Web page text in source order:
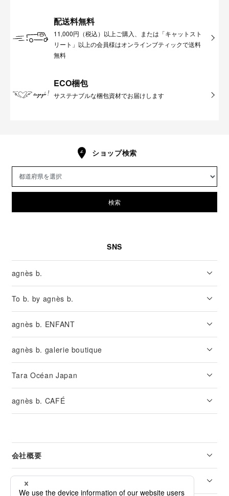
配送料無料
11,000円（税込）以上ご購入、または「キャットスト
リート」以上の会員様はオンラインブティックで送料
無料
ECO梱包
サステナブルな梱包資材でお届けします
ショップ検索
検索
SNS
agnès b.
To b. by agnès b.
agnès b. ENFANT
agnès b. galerie boutique
Tara Océan Japan
agnès b. CAFÉ
会社概要
リーガル